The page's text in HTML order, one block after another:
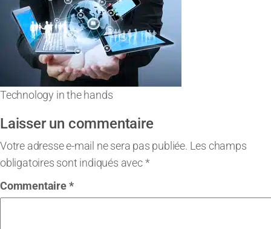
Technology in the hands
Laisser un commentaire
Votre adresse e-mail ne sera pas publiée. Les champs
obligatoires sont indiqués avec*
Commentaire*